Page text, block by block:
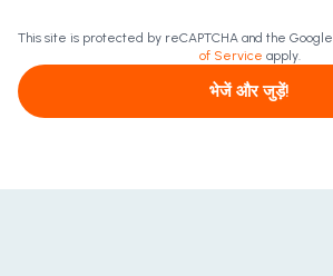
This site is protected by reCAPTCHA and the Google
of Service apply.
भेजें और जुड़ें!